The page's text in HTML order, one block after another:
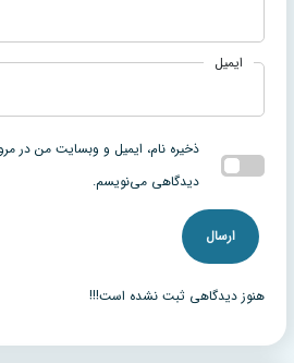
ایمیل
ذخیره نام، ایمیل و وبسایت من در
دیدگاهی می‌نویسم.
هنوز دیدگاهی ثبت نشده است!!!